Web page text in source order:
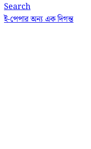
Search
ই-পেপারঅন্য এক দিগন্ত